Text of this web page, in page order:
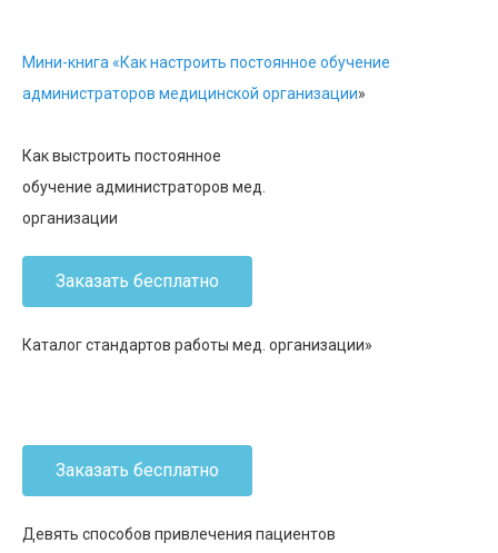
Мини-книга «Как настроить постоянное обучение
администраторов медицинской организации»
Как выстроить постоянное
обучение администраторов мед.
организации
Заказать бесплатно
Каталог стандартов работы мед. организации»
Заказать бесплатно
Девять способов привлечения пациентов